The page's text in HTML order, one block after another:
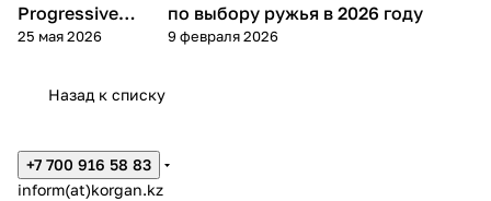
Progressive
Comfort
25 мая 2026
по выбору ружья в 2026 году
9 февраля 2026
Назад к списку
+7 700 916 58 83
inform(at)korgan.kz